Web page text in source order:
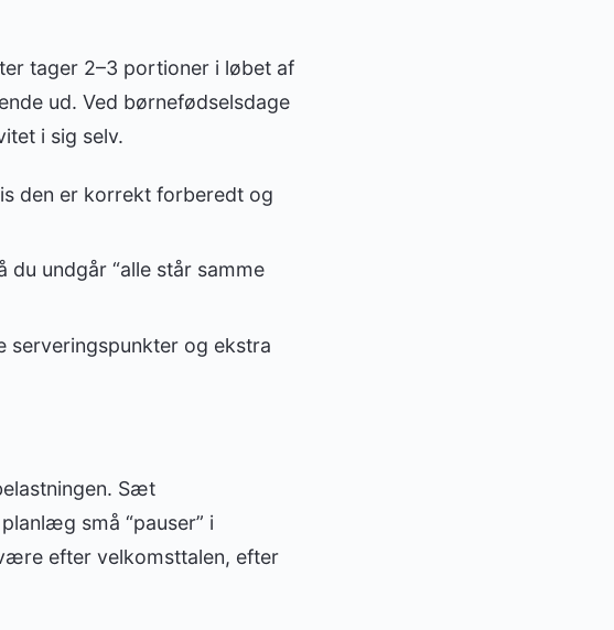
tager 2–3 portioner i løbet af
ud. Ved børnefødselsdage
i sig selv.
den er korrekt forberedt og
undgår “alle står samme
og ekstra
Sæt
små “pauser” i
efter velkomsttalen, efter